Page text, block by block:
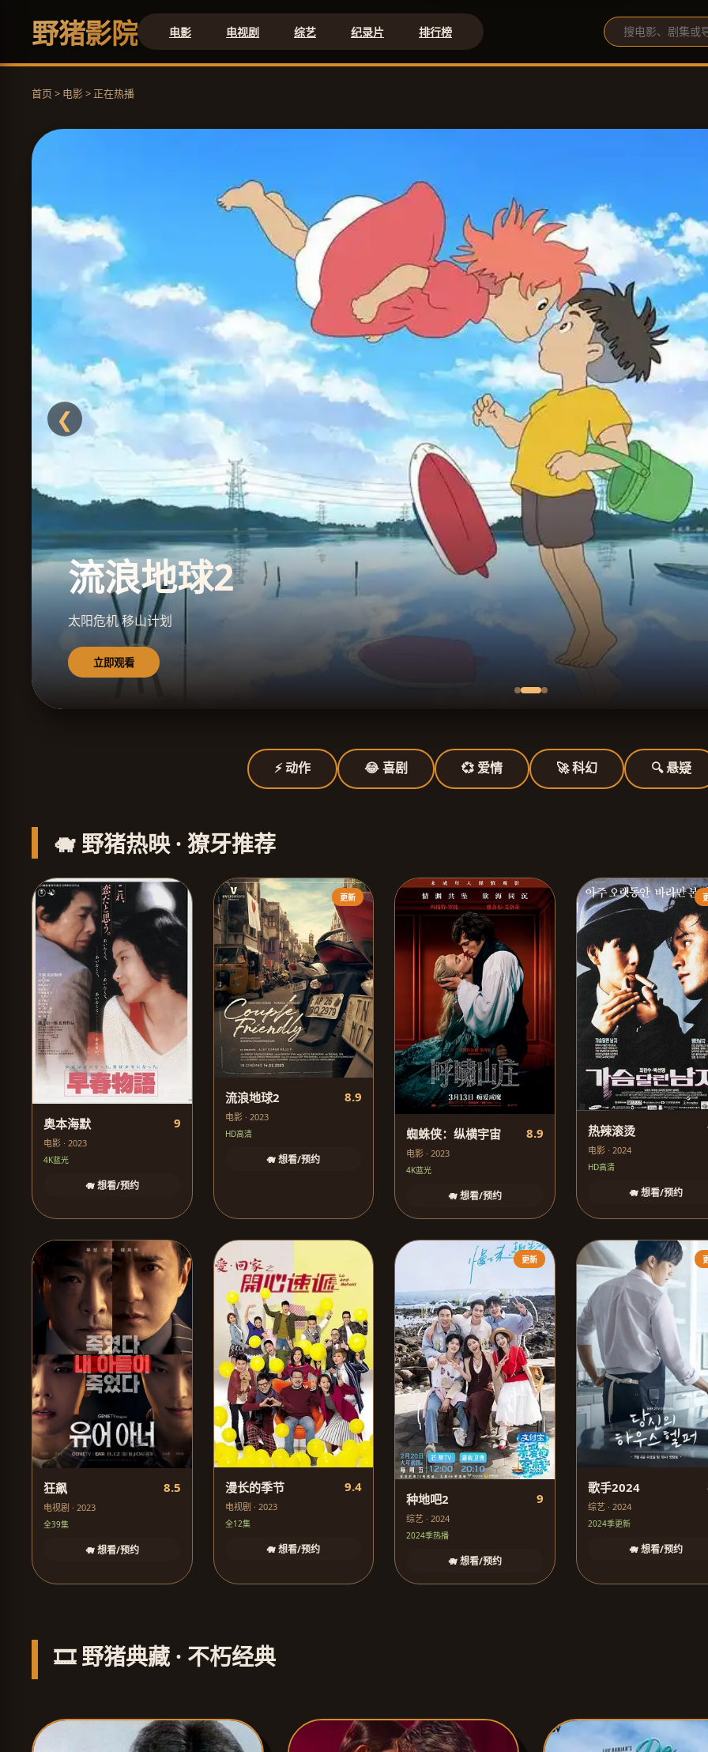
野猪影院 电影 电视剧 综艺 纪录片 排行榜
首页 > 电影 > 正在热播
流浪地球2
太阳危机 移山计划
立即观看
❮
⚡ 动作 😂 喜剧 💞 爱情 🚀 科幻 🔍 悬疑
🐗 野猪热映 · 獠牙推荐
奥本海默 9
电影 · 2023
4K蓝光
🐗 想看/预约
更新
流浪地球2 8.9
电影 · 2023
HD高清
🐗 想看/预约
蜘蛛侠：纵横宇宙 8.9
电影 · 2023
4K蓝光
🐗 想看/预约
热辣滚烫
电影 · 2024
HD高清
🐗 想看/预约
狂飙 8.5
电视剧 · 2023
全39集
🐗 想看/预约
漫长的季节 9.4
电视剧 · 2023
全12集
🐗 想看/预约
更新
种地吧2 9
综艺 · 2024
2024季热播
🐗 想看/预约
歌手2024
综艺 · 2024
2024季更新
🐗 想看/预约
🎞️ 野猪典藏 · 不朽经典